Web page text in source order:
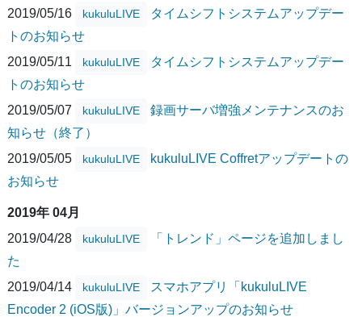
2019/05/16 kukuluLIVE
タイムシフトシステムアップデー
トのお知らせ
2019/05/11
kukuluLIVE
タイムシフトシステムアップデー
トのお知らせ
2019/05/07
kukuluLIVE
録画サーバ増強メンテナンスのお
知らせ（終了）
2019/05/05
kukuluLIVE
kukuluLIVE Coffretアップデートの
お知らせ
2019年 04月
2019/04/28
kukuluLIVE
「トレンド」ページを追加しまし
た
2019/04/14
kukuluLIVE
スマホアプリ「kukuluLIVE
Encoder 2 (iOS版)」バージョンアップのお知らせ